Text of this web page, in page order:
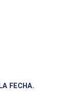
FECHA.